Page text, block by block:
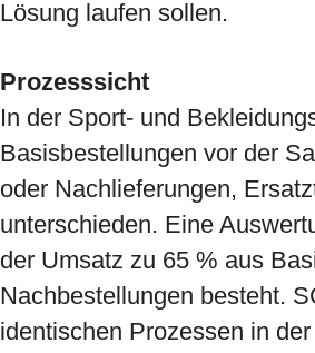
Lösung laufen sollen.
Prozesssicht
In der Sport- und
Basisbestellungen vor der
oder Nachlieferungen,
unterschieden. Eine
der Umsatz zu 65 % aus
Nachbestellungen besteht.
identischen Prozessen in